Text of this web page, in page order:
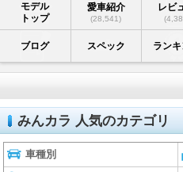
モデル
トップ
愛車紹介
(28,541)
レビ
ブログ スペック ラン
みんカラ 人気のカテゴリ
車種別